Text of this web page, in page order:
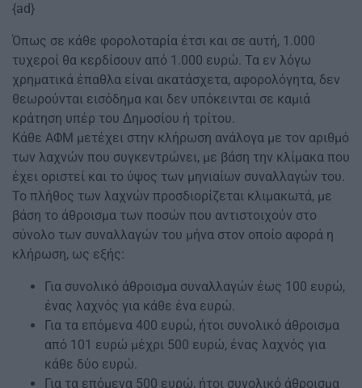
{ad}
Όπως σε κάθε φορολοταρία έτσι και σε αυτή, 1.000
τυχεροί θα κερδίσουν από 1.000 ευρώ. Τα εν λόγω
χρηματικά έπαθλα είναι ακατάσχετα, αφορολόγητα, δεν
θεωρούνται εισόδημα και δεν υπόκεινται σε καμιά
κράτηση υπέρ του Δημοσίου ή τρίτου.
Κάθε ΑΦΜ μετέχει στην κλήρωση ανάλογα με τον αριθμό
των λαχνών που συγκεντρώνει, με βάση την κλίμακα που
έχει οριστεί και το ύψος των μηνιαίων συναλλαγών του.
Το πλήθος των λαχνών προσδιορίζεται κλιμακωτά, με
βάση το άθροισμα των ποσών που αντιστοιχούν στο
σύνολο των συναλλαγών του μήνα στον οποίο αφορά η
κλήρωση, ως εξής:
Για συνολικό άθροισμα συναλλαγών έως 100 ευρώ,
ένας λαχνός για κάθε ένα ευρώ.
Για τα επόμενα 400 ευρώ, ήτοι συνολικό άθροισμα
από 101 ευρώ μέχρι 500 ευρώ, ένας λαχνός για
κάθε δύο ευρώ.
Για τα επόμενα 500 ευρώ, ήτοι συνολικό άθροισμα